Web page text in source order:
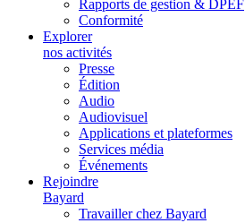
Rapports de gestion & DPEF
Conformité
Explorer
nos activités
Presse
Édition
Audio
Audiovisuel
Applications et plateformes
Services média
Événements
Rejoindre
Bayard
Travailler chez Bayard